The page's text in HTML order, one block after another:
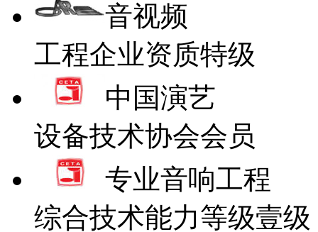
音视频
工程企业资质特级
中国演艺
设备技术协会会员
专业音响工程
综合技术能力等级壹级